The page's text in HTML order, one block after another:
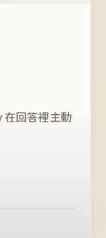
回答裡主動